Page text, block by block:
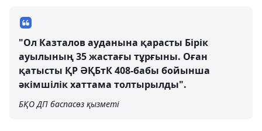
"Ол Казталов ауданына қарасты Бірік
ауылының 35 жастағы тұрғыны. Оған
қатысты ҚР ӘҚБтК 408-бабы бойынша
әкімшілік хаттама толтырылды".
БҚО ДП баспасөз қызметі